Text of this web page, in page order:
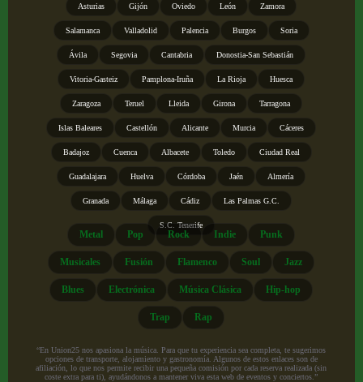
Asturias Gijón Oviedo León Zamora
Salamanca Valladolid Palencia Burgos Soria
Ávila Segovia Cantabria Donostia-San Sebastián
Vitoria-Gasteiz Pamplona-Iruña La Rioja Huesca
Zaragoza Teruel Lleida Girona Tarragona
Islas Baleares Castellón Alicante Murcia Cáceres
Badajoz Cuenca Albacete Toledo Ciudad Real
Guadalajara Huelva Córdoba Jaén Almería
Granada Málaga Cádiz Las Palmas G.C.
S.C. Tenerife
Metal Pop Rock Indie Punk
Musicales Fusión Flamenco Soul Jazz
Blues Electrónica Música Clásica Hip-hop
Trap Rap
“En Union25 nos apasiona la música. Para que tu experiencia sea completa, te sugerimos
opciones de transporte, alojamiento y gastronomía. Algunos de estos enlaces son de
afiliación, lo que nos permite recibir una pequeña comisión por cada reserva realizada (sin
coste extra para ti), ayudándonos a mantener viva esta web de eventos y conciertos.”